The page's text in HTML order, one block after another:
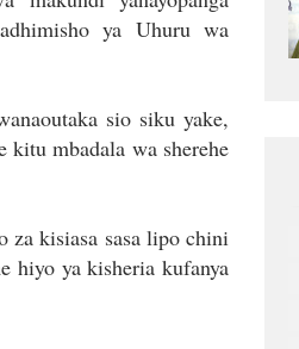
ya Uhuru wa
sio siku yake,
kitu mbadala wa sherehe
kisiasa sasa lipo chini
hiyo ya kisheria kufanya